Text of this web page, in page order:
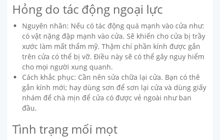
Hỏng do tác động ngoại lực
Nguyên nhân: Nếu có tác động quá mạnh vào cửa như:
có vật nặng đập mạnh vào cửa. Sẽ khiến cho cửa bị trầy
xước làm mất thẩm mỹ. Thậm chí phần kính được gắn
trên cửa có thể bị vỡ. Điều này sẽ có thể gây nguy hiểm
cho mọi người xung quanh.
Cách khắc phục: Cần nên sửa chữa lại cửa. Bạn có thê
gắn kính mới; hay dùng sơn để sơn lại cửa và dùng giấy
nhám để chà mịn để cửa có được vẻ ngoài như ban
đầu.
Tình trạng mối mọt